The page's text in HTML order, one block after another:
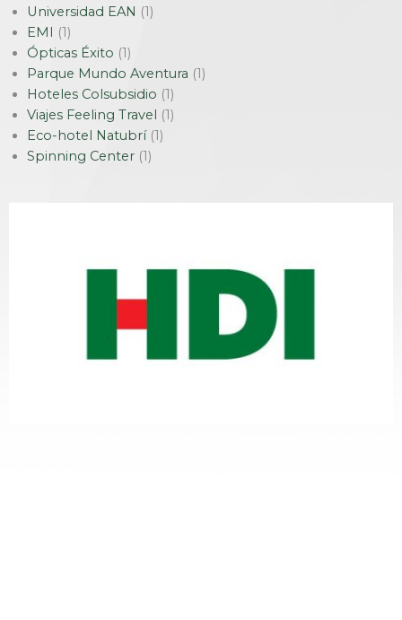
Universidad EAN (1)
EMI (1)
Ópticas Éxito (1)
Parque Mundo Aventura (1)
Hoteles Colsubsidio (1)
Viajes Feeling Travel (1)
Eco-hotel Natubrí(1)
Spinning Center (1)